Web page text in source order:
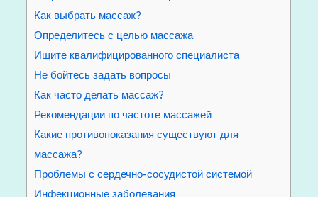
Как выбрать массаж?
Определитесь с целью массажа
Ищите квалифицированного специалиста
Не бойтесь задать вопросы
Как часто делать массаж?
Рекомендации по частоте массажей
Какие противопоказания существуют для
массажа?
Проблемы с сердечно-сосудистой системой
Инфекционные заболевания